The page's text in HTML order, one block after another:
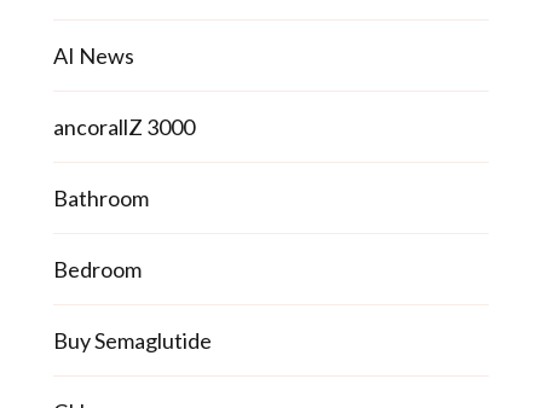
AI News
ancorallZ 3000
Bathroom
Bedroom
Buy Semaglutide